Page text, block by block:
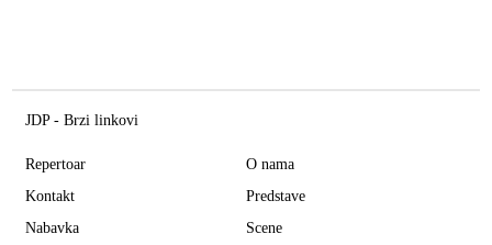
JDP - Brzi linkovi
Repertoar
O nama
Kontakt
Predstave
Nabavka
Scene